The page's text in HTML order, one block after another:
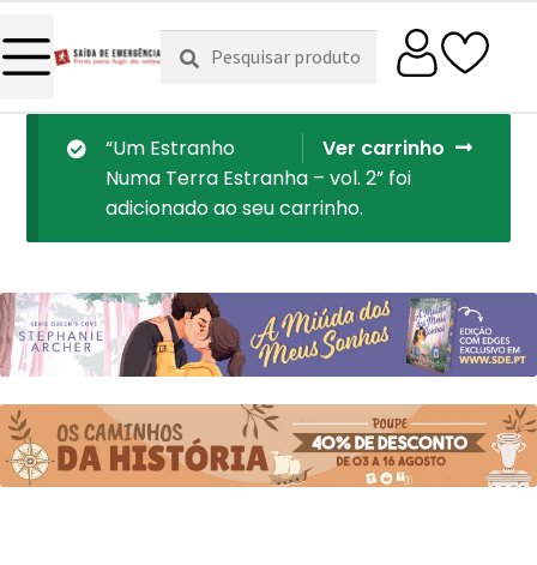
Pesquisar
por:
Pesquisa
Ver carrinho
“Um Estranho
Numa Terra Estranha – vol. 2” foi
adicionado ao seu carrinho.